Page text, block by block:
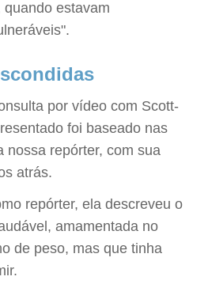
estavam
por vídeo com Scott-
foi baseado nas
nossa repórter, com sua
atrás.
repórter, ela descreveu o
amamentada no
de peso, mas que tinha